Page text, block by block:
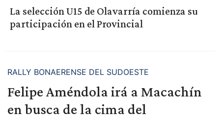
La selección U15 de Olavarría comienza su
participación en el Provincial
RALLY BONAERENSE DEL SUDOESTE
Felipe Améndola irá a Macachín
en busca de la cima del